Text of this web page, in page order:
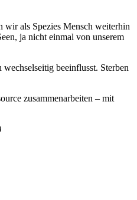
als Spezies Mensch weiterhin
ja nicht einmal von unserem
beeinflusst. Sterben
zusammenarbeiten – mit